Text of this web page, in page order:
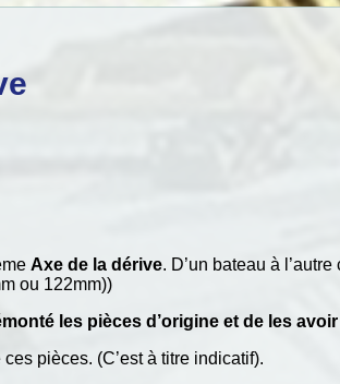
Axe de la dérive. D’un bateau à
ou 122mm))
les pièces d’origine et de les
pièces. (C’est à titre indicatif).